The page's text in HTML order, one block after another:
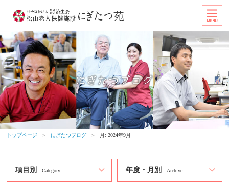
トップページ ＞ にぎたつブログ ＞ 月: 2024年9月
項目別 Category 年度・月別 Archive